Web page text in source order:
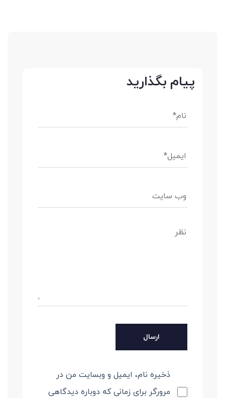
پیام بگذارید
ذخیره نام، ایمیل و وبسایت من در
مرورگر برای زمانی که دوباره دیدگاهی